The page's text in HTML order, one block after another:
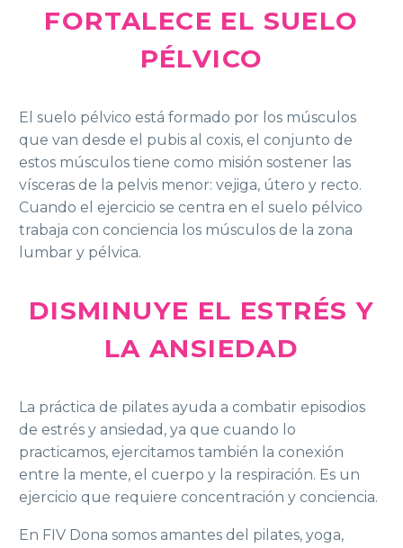
FORTALECE EL SUELO
PÉLVICO
El suelo pélvico está formado por los músculos
que van desde el pubis al coxis, el conjunto de
estos músculos tiene como misión sostener las
vísceras de la pelvis menor: vejiga, útero y recto.
Cuando el ejercicio se centra en el suelo pélvico
trabaja con conciencia los músculos de la zona
lumbar y pélvica.
DISMINUYE EL ESTRÉS Y
LA ANSIEDAD
La práctica de pilates ayuda a combatir episodios
de estrés y ansiedad, ya que cuando lo
practicamos, ejercitamos también la conexión
entre la mente, el cuerpo y la respiración. Es un
ejercicio que requiere concentración y conciencia.
En FIV Dona somos amantes del pilates, yoga,